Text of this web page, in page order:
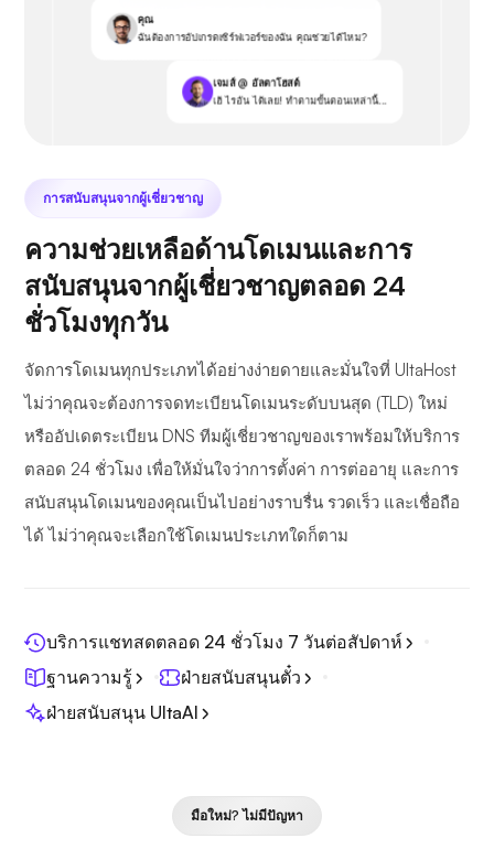
คุณ
ฉันต้องการอัปเกรดเซิร์ฟเวอร์ของฉัน คุณช่วยได้ไหม?
เจมส์ @ อัลตาโฮสต์
เฮ้ ไรอัน ได้เลย! ทำตามขั้นตอนเหล่านี้...
การสนับสนุนจากผู้เชี่ยวชาญ
ความช่วยเหลือด้านโดเมนและการ
สนับสนุนจากผู้เชี่ยวชาญตลอด 24
ชั่วโมงทุกวัน
จัดการโดเมนทุกประเภทได้อย่างง่ายดายและมั่นใจที่ UltaHost
ไม่ว่าคุณจะต้องการจดทะเบียนโดเมนระดับบนสุด (TLD) ใหม่
หรืออัปเดตระเบียน DNS ทีมผู้เชี่ยวชาญของเราพร้อมให้บริการ
ตลอด 24 ชั่วโมง เพื่อให้มั่นใจว่าการตั้งค่า การต่ออายุ และการ
สนับสนุนโดเมนของคุณเป็นไปอย่างราบรื่น รวดเร็ว และเชื่อถือ
ได้ ไม่ว่าคุณจะเลือกใช้โดเมนประเภทใดก็ตาม
บริการแชทสดตลอด 24 ชั่วโมง 7 วันต่อสัปดาห์
ฐานความรู้
ฝ่ายสนับสนุนตั๋ว
ฝ่ายสนับสนุน UltaAI
มือใหม่? ไม่มีปัญหา